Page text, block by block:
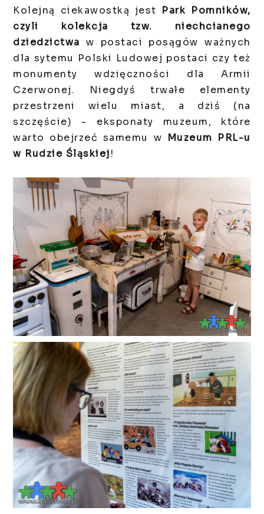
Kolejną ciekawostką jest Park Pomników,
czyli kolekcja tzw. niechcianego
dziedzictwa w postaci posągów ważnych
dla sytemu Polski Ludowej postaci czy też
monumenty wdzięczności dla Armii
Czerwonej. Niegdyś trwałe elementy
przestrzeni wielu miast, a dziś (na
szczęście) - eksponaty muzeum, które
warto obejrzeć samemu w Muzeum PRL-u
w Rudzie Śląskiej!